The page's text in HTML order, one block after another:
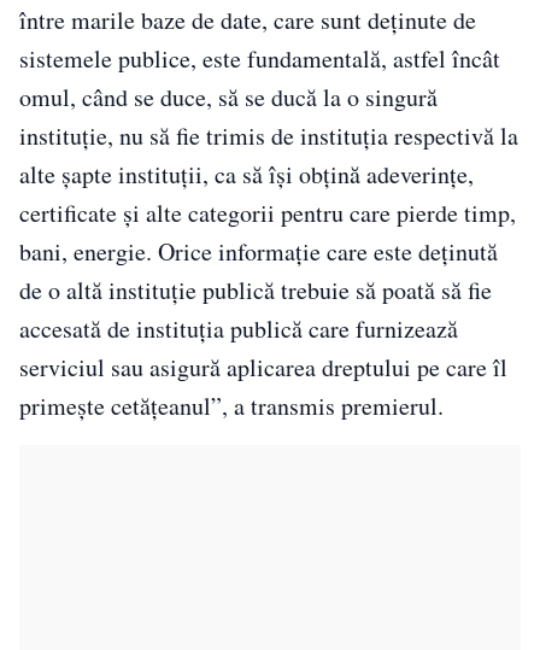
între marile baze de date, care sunt deţinute de
sistemele publice, este fundamentală, astfel încât
omul, când se duce, să se ducă la o singură
instituţie, nu să fie trimis de instituţia respectivă la
alte şapte instituţii, ca să îşi obţină adeverinţe,
certificate şi alte categorii pentru care pierde timp,
bani, energie. Orice informaţie care este deţinută
de o altă instituţie publică trebuie să poată să fie
accesată de instituţia publică care furnizează
serviciul sau asigură aplicarea dreptului pe care îl
primeşte cetăţeanul”, a transmis premierul.